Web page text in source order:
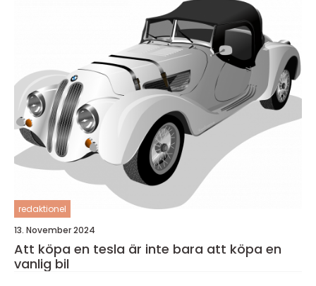
redaktionel
13. November 2024
Att köpa en tesla är inte bara att köpa en
vanlig bil